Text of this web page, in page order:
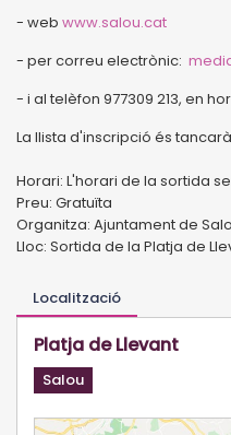
- web www.salou.cat
- per correu electrònic:
- i al telèfon 977309 213, en
La llista d'inscripció és
Horari: L'horari de la sortida
Preu: Gratuïta
Organitza: Ajuntament de
Lloc: Sortida de la Platja de
Localització
Platja de Llevant
Salou